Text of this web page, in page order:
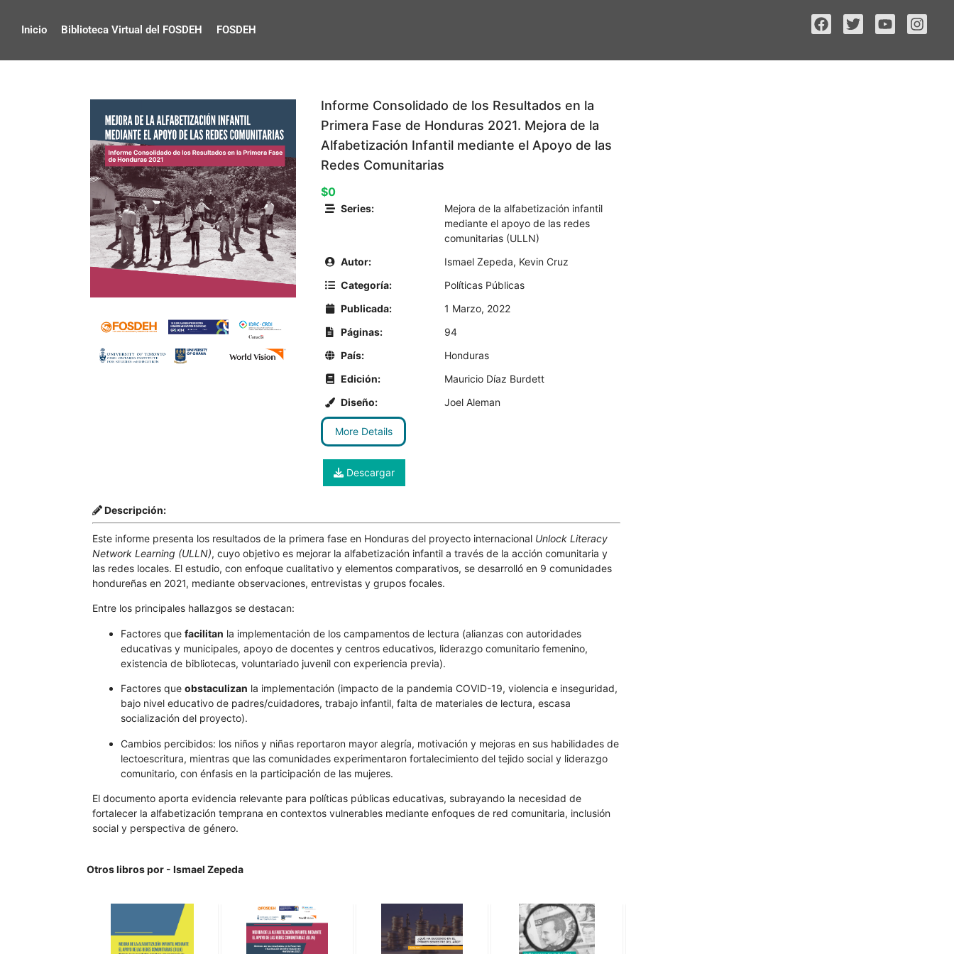
Inicio Biblioteca Virtual del FOSDEH FOSDEH
Informe Consolidado de los Resultados en la
Primera Fase de Honduras 2021. Mejora de la
Alfabetización Infantil mediante el Apoyo de las
Redes Comunitarias
$0
Series:
Mejora de la alfabetización infantil
mediante el apoyo de las redes
comunitarias (ULLN)
Autor:
Ismael Zepeda, Kevin Cruz
Categoría:
Políticas Públicas
Publicada:
1 Marzo, 2022
Páginas:
94
País:
Honduras
Edición:
Mauricio Díaz Burdett
Diseño:
Joel Aleman
More Details
Descargar
Descripción:
Este informe presenta los resultados de la primera fase en Honduras del proyecto internacional Unlock Literacy
Network Learning (ULLN), cuyo objetivo es mejorar la alfabetización infantil a través de la acción comunitaria y
las redes locales. El estudio, con enfoque cualitativo y elementos comparativos, se desarrolló en 9 comunidades
hondureñas en 2021, mediante observaciones, entrevistas y grupos focales.
Entre los principales hallazgos se destacan:
Factores que facilitan la implementación de los campamentos de lectura (alianzas con autoridades
educativas y municipales, apoyo de docentes y centros educativos, liderazgo comunitario femenino,
existencia de bibliotecas, voluntariado juvenil con experiencia previa).
Factores que obstaculizan la implementación (impacto de la pandemia COVID-19, violencia e inseguridad,
bajo nivel educativo de padres/cuidadores, trabajo infantil, falta de materiales de lectura, escasa
socialización del proyecto).
Cambios percibidos: los niños y niñas reportaron mayor alegría, motivación y mejoras en sus habilidades de
lectoescritura, mientras que las comunidades experimentaron fortalecimiento del tejido social y liderazgo
comunitario, con énfasis en la participación de las mujeres.
El documento aporta evidencia relevante para políticas públicas educativas, subrayando la necesidad de
fortalecer la alfabetización temprana en contextos vulnerables mediante enfoques de red comunitaria, inclusión
social y perspectiva de género.
Otros libros por - Ismael Zepeda